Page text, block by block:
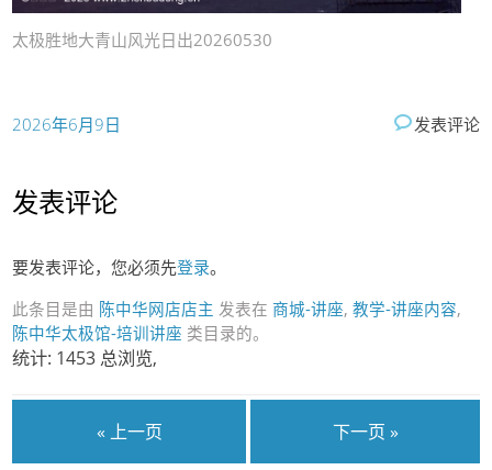
太极胜地大青山风光日出20260530
2026年6月9日 发表评论
发表评论
要发表评论，您必须先登录。
此条目是由 陈中华网店店主 发表在 商城-讲座,教学-讲座内容,
陈中华太极馆-培训讲座 类目录的。
统计: 1453 总浏览,
« 上一页 下一页 »